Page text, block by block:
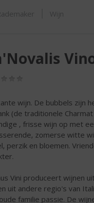
Wijn
wijn. De bubbels zijn
(de traditionele
, frisse wijn op met
zomerse witte
perzik en bloemen.
Vini produceert wijnen
uit andere regio's van
familie passie. De